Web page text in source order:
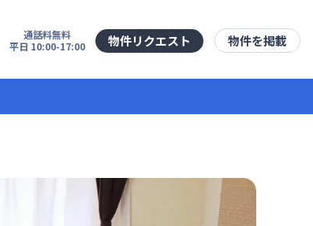
通話料無料
平日 10:00-17:00
物件リクエスト 物件を掲載